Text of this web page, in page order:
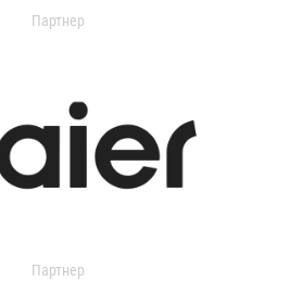
Партнер
Партнер